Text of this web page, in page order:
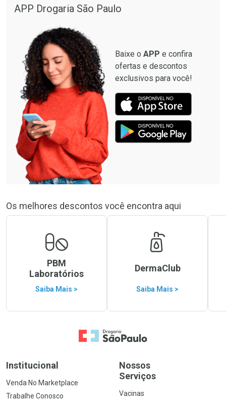
Comprar sem Desconto
Por R$ 664,02/cada
APP Drogaria São Paulo
Baixe o APP e confira
ofertas e descontos
exclusivos para você!
Os melhores descontos você encontra aqui
PBM
Laboratórios
Saiba Mais >
DermaClub
Saiba Mais >
Ir para a Home
Institucional
Venda No Marketplace
Trabalhe Conosco
Nossos
Serviços
Vacinas